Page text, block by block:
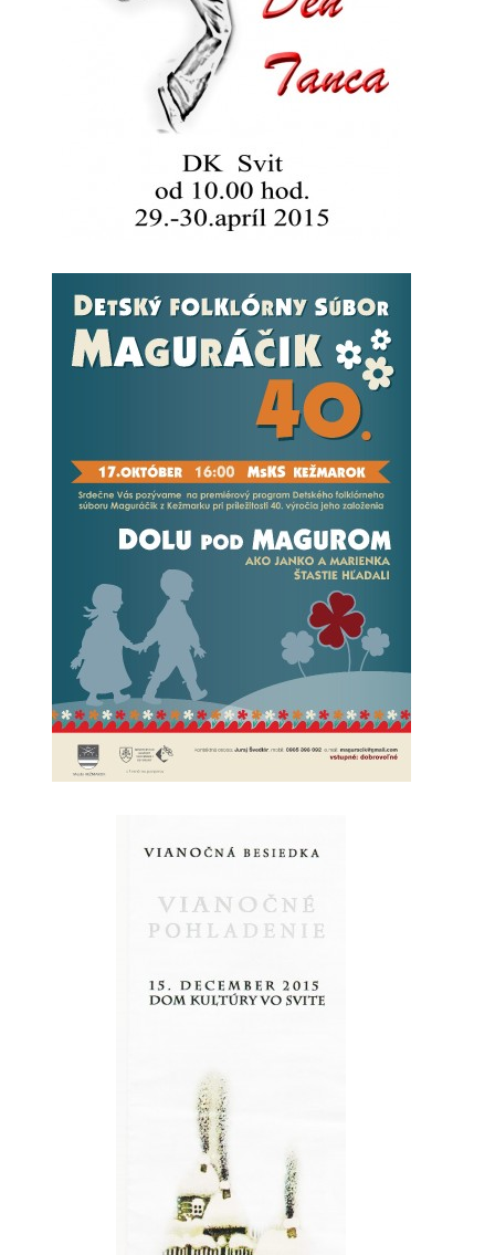
Detský Famózny Svet SVIT
Korešp. adresa:
kpt. Nálepku 98
059 21 SVIT
SLOVENSKO
00421/940 823 013
dfssvit@gmail.com
© 2026 eStránky.sk|WebSlice |Tisk|Aktualizované 13. 7. 2026